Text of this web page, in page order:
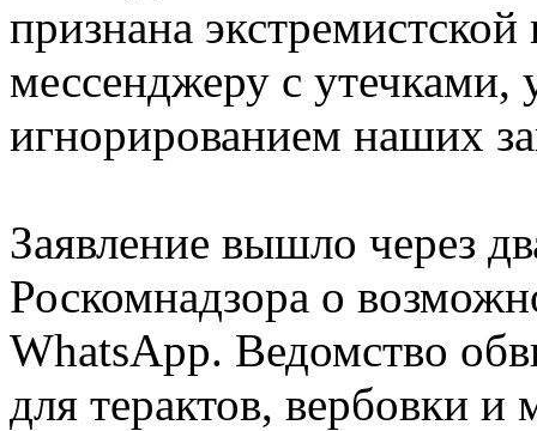
признана
мессенджеру с
игнорированием наших
Заявление вышло через
Роскомнадзора о
WhatsApp. Ведомство
для терактов, вербовки